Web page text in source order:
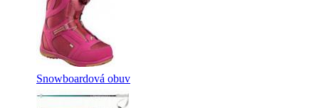
Snowboardová obuv